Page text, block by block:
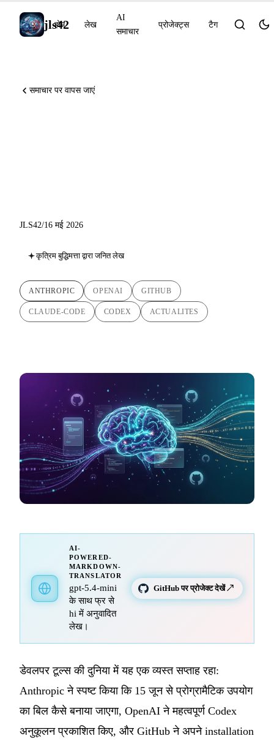
jls42
होम लेख
AI
समाचार
प्रोजेक्ट्स टैग
समाचार पर वापस जाएं
JLS42/16 मई 2026
कृत्रिम बुद्धिमत्ता द्वारा जनित लेख
ANTHROPIC OPENAI GITHUB
CLAUDE-CODE CODEX ACTUALITES
AI-
POWERED-
MARKDOWN-
TRANSLATOR
gpt-5.4-mini
के साथ फ्र से
hi में अनुवादित
लेख।
GitHub पर प्रोजेक्ट देखें ↗
डेवलपर टूल्स की दुनिया में यह एक व्यस्त सप्ताह रहा:
Anthropic ने स्पष्ट किया कि 15 जून से प्रोग्रामैटिक उपयोग
का बिल कैसे बनाया जाएगा, OpenAI ने महत्वपूर्ण Codex
अनुकूलन प्रकाशित किए, और GitHub ने अपने installation